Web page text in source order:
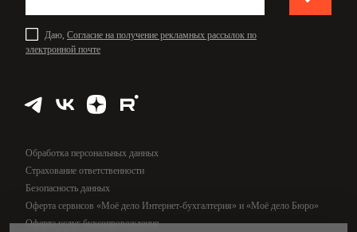
Даю, Согласие на получение рекламных рассылок по
электронной почте
Обработка персональных данных
Страхование ответственности
Безопасность данных
Оферта сервисов «Моё дело Интернет-бухгалтерия» и «Моё дело Бюро»
Оферта услуг бухсопровождения